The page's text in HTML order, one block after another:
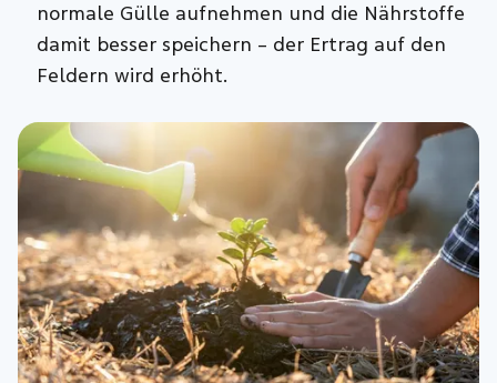
normale Gülle aufnehmen und die Nährstoffe
damit besser speichern – der Ertrag auf den
Feldern wird erhöht.